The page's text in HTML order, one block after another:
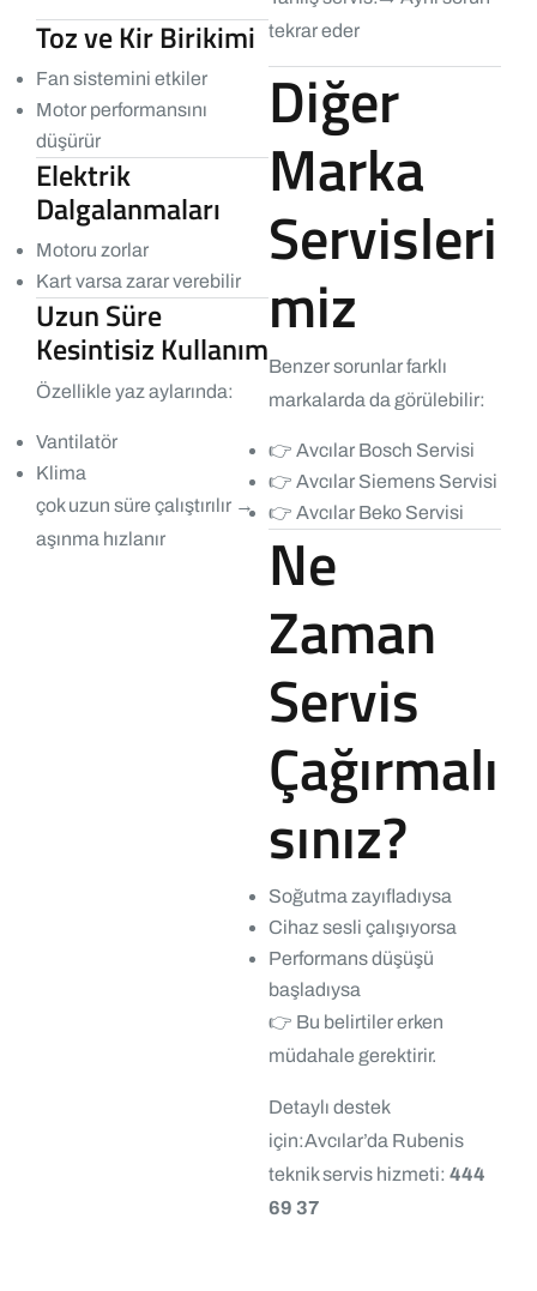
Toz ve Kir Birikimi
Fan sistemini etkiler
Motor performansını
düşürür
Elektrik
Dalgalanmaları
Motoru zorlar
Kart varsa zarar verebilir
Uzun Süre
Kesintisiz Kullanım
Özellikle yaz aylarında:
Vantilatör
Klima
çok uzun süre çalıştırılır →
aşınma hızlanır
tekrar eder
Diğer
Marka
Servisleri
miz
Benzer sorunlar farklı
markalarda da görülebilir:
👉 Avcılar Bosch Servisi
👉 Avcılar Siemens Servisi
👉 Avcılar Beko Servisi
Ne
Zaman
Servis
Çağırmalı
sınız?
Soğutma zayıfladıysa
Cihaz sesli çalışıyorsa
Performans düşüşü
başladıysa
👉 Bu belirtiler erken
müdahale gerektirir.
Detaylı destek
için:Avcılar’da Rubenis
teknik servis hizmeti: 444
69 37